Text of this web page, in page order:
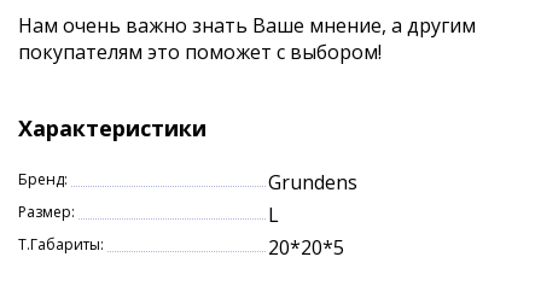
под регулируемыми манжетами на кнопках.
Регулируемый капюшон.
Нам очень важно знать Ваше мнение, а другим
покупателям это поможет с выбором!
Характеристики
Бренд: Grundens
Размер: L
Т.Габариты: 20*20*5